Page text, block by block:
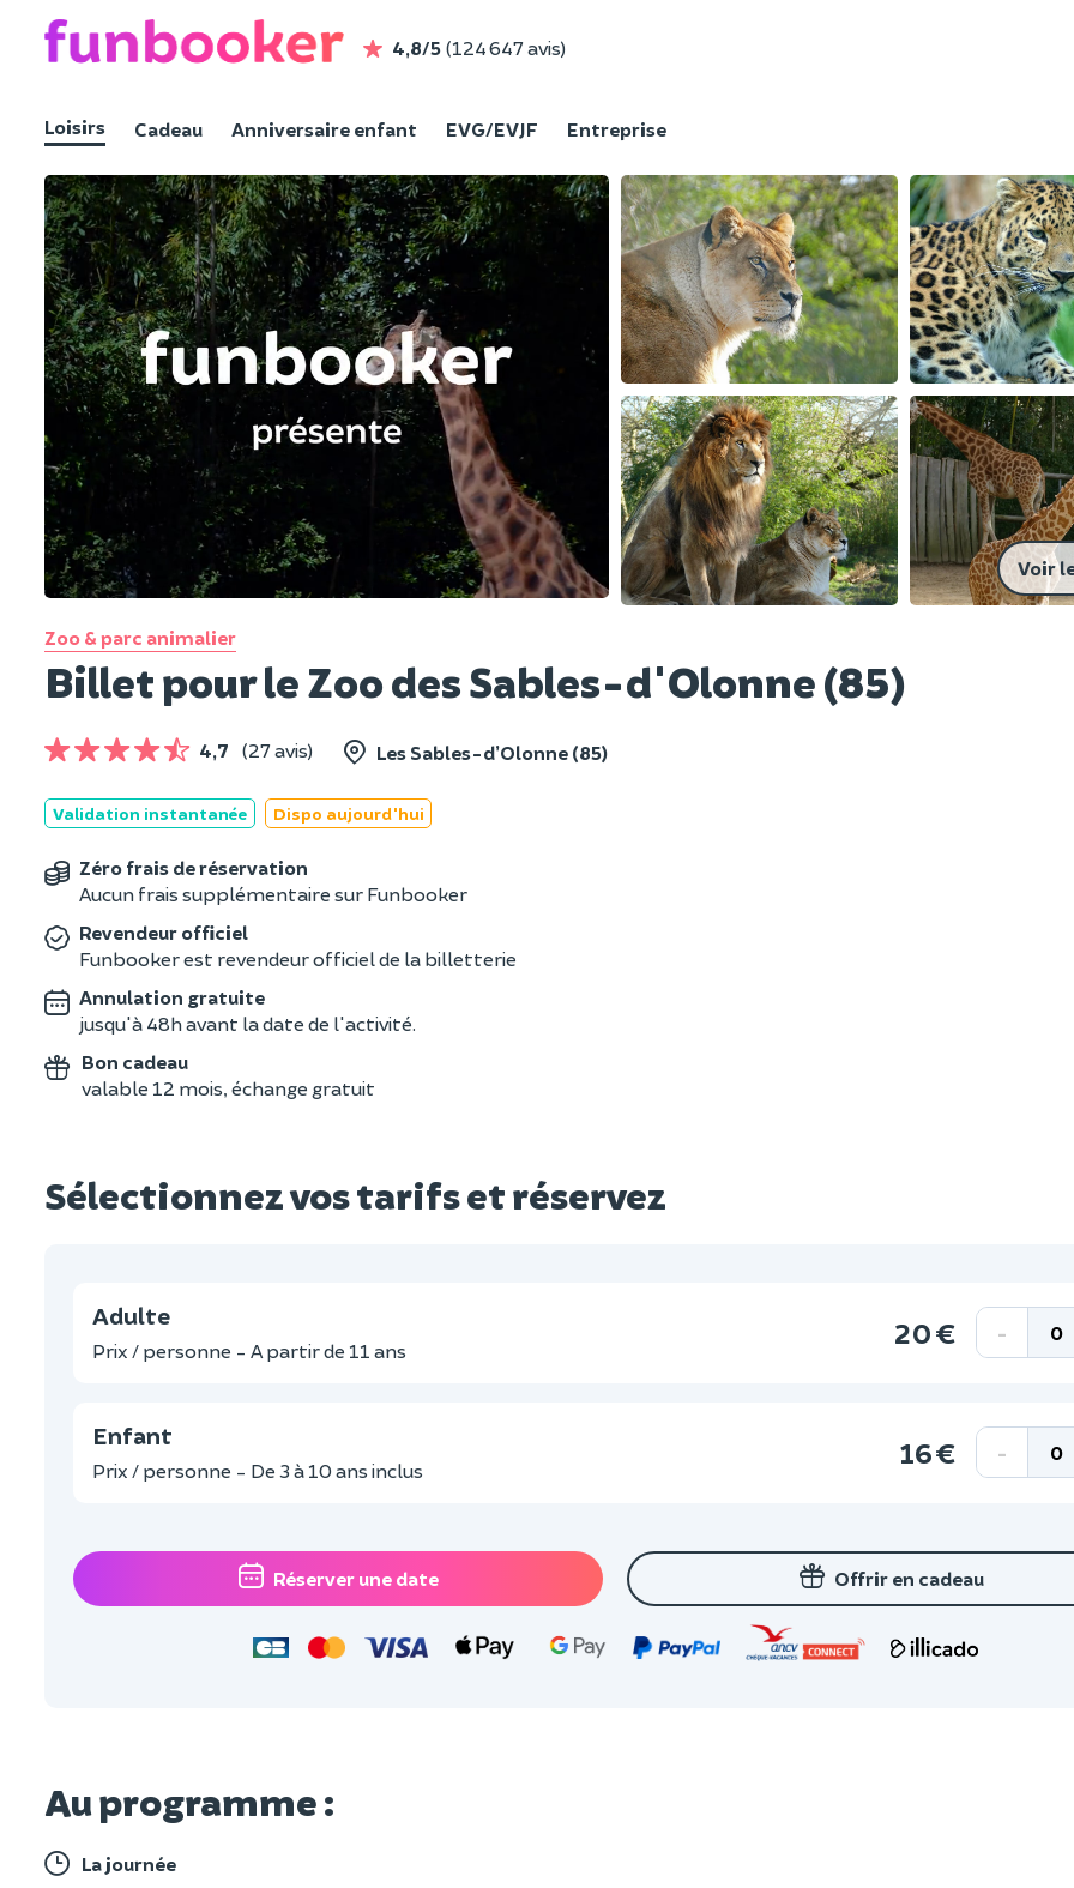
4,8/5 (124 647 avis)
Loisirs Cadeau Anniversaire enfant EVG/EVJF Entreprise
Voir
Zoo & parc animalier
Billet pour le Zoo des Sables-d'Olonne (85)
4,7 (27 avis) Les Sables-d’Olonne (85)
Validation instantanée Dispo aujourd'hui
Zéro frais de réservation
Aucun frais supplémentaire sur Funbooker
Revendeur officiel
Funbooker est revendeur officiel de la billetterie
Annulation gratuite
jusqu'à 48h avant la date de l'activité.
Bon cadeau
valable 12 mois, échange gratuit
Sélectionnez vos tarifs et réservez
Adulte
Prix / personne - A partir de 11 ans
20 € -
Enfant
Prix / personne - De 3 à 10 ans inclus
16 € -
Réserver une date Offrir en cadeau
Au programme :
La journée